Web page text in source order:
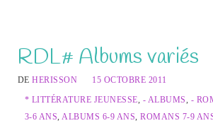
RDL# Albums variés
DEHERISSON
15 OCTOBRE 2011
* LITTÉRATURE JEUNESSE, - ALBUMS, -
3-6 ANS,ALBUMS 6-9 ANS,ROMANS 7-9